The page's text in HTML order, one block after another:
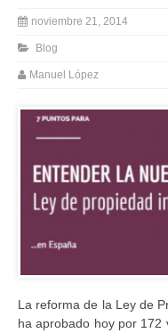
noviembre 21, 2014
Blog
Manuel López
La reforma de la Ley de
ha aprobado hoy por 172